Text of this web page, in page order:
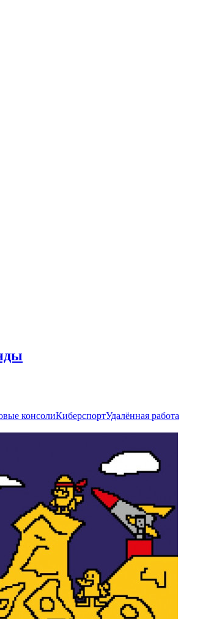
консолиКиберспортУдалённая работа